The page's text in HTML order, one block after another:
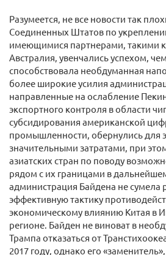
Разумеется, не все новости так
Соединенных Штатов по
имеющимися партнерами, такими
Австралия, увенчались успехом,
способствовала необдуманная
более широкие усилия
направленные на ослабление
экспортного контроля в области
субсидирования американской
промышленности, обернулись для
значительными затратами, при
азиатских стран по поводу
рядом с их границами в
администрация Байдена не сумела
эффективную тактику
экономическому влиянию Китая в
регионе. Байден не виноват в
Трампа отказаться от
2017 году, однако его